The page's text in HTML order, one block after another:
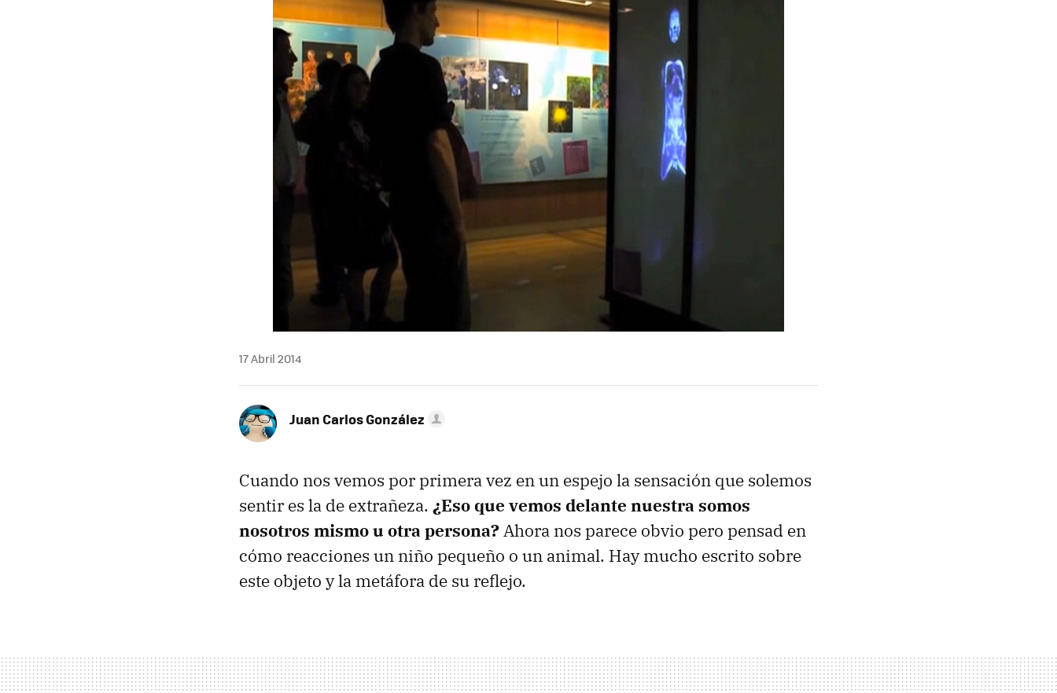
MAIL
17 Abril 2014
Juan Carlos González
Cuando nos vemos por primera vez en un espejo la sensación que solemos
sentir es la de extrañeza. ¿Eso que vemos delante nuestra somos
nosotros mismo u otra persona?Ahora nos parece obvio pero pensad en
cómo reacciones un niño pequeño o un animal. Hay mucho escrito sobre
este objeto y la metáfora de su reflejo.